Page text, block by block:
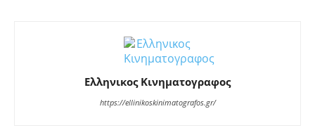
Ελληνικος Κινηματογραφος
https://ellinikoskinimatografos.gr/